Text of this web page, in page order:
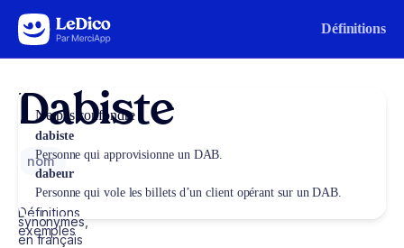
Aller au contenu Définitions
Dabiste
nom
Définitions,
synonymes,
exemples
en français
Ne pas confondre
dabiste
Personne qui approvisionne un DAB.
dabeur
Personne qui vole les billets d’un client opérant sur un DAB.